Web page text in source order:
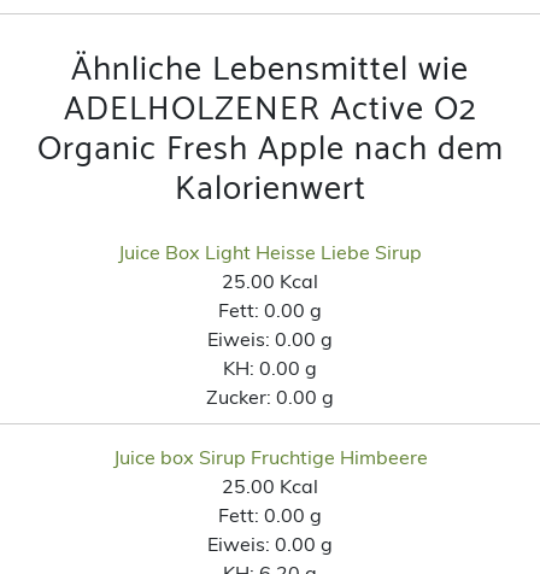
Ähnliche Lebensmittel wie
ADELHOLZENER Active O2
Organic Fresh Apple nach dem
Kalorienwert
Juice Box Light Heisse Liebe Sirup
25.00 Kcal
Fett: 0.00 g
Eiweis: 0.00 g
KH: 0.00 g
Zucker: 0.00 g
Juice box Sirup Fruchtige Himbeere
25.00 Kcal
Fett: 0.00 g
Eiweis: 0.00 g